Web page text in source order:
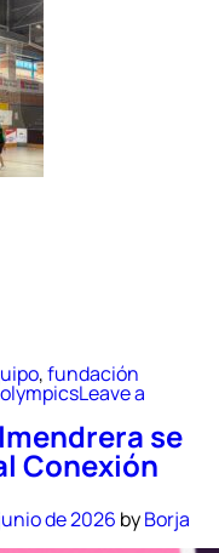
,fundación
Leave a
se
Conexión
de 2026 byBorja